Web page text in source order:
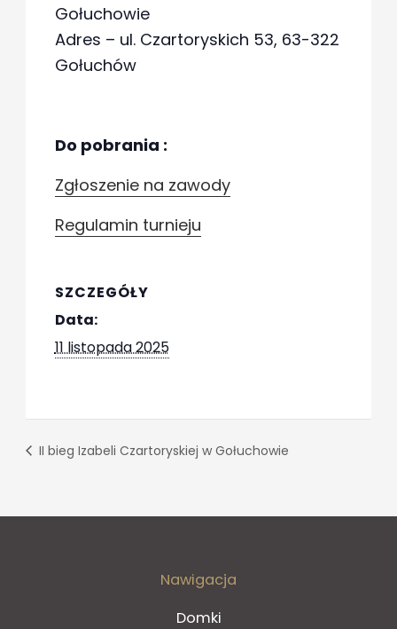
Gołuchowie
Adres – ul. Czartoryskich 53, 63-322
Gołuchów
Do pobrania :
Zgłoszenie na zawody
Regulamin turnieju
SZCZEGÓŁY
Data:
11 listopada 2025
II bieg Izabeli Czartoryskiej w Gołuchowie
Nawigacja
Domki